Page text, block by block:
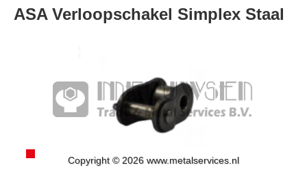
ASA Verloopschakel Simplex Staal
Copyright © 2026 www.metalservices.nl